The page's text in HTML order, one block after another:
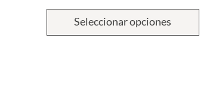
Seleccionar opciones
Este
tiene